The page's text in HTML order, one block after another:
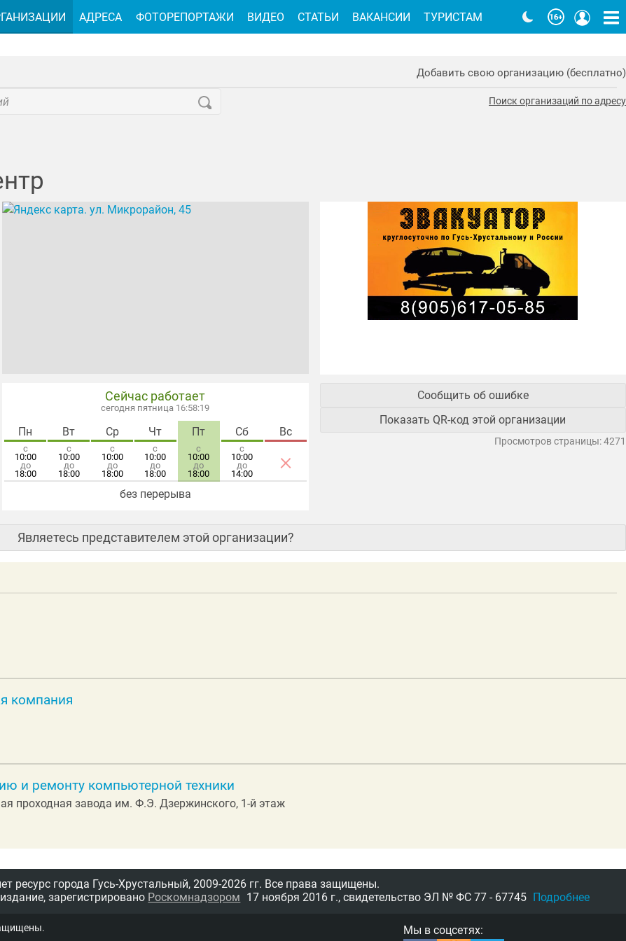
Добавить свою организацию (бесплатно)
Поиск организаций по адресу
Сейчас работает
сегодня пятница 16:58:20
Пн
с
10:00
до
18:00
Вт
с
10:00
до
18:00
Ср
с
10:00
до
18:00
Чт
с
10:00
до
18:00
Пт
с
10:00
до
18:00
Сб
с
10:00
до
14:00
Вс
×
без перерыва
Сообщить об ошибке
Показать QR-код этой организации
Просмотров страницы: 4271
Являетесь представителем этой организации?
компания
и ремонту компьютерной техники
проходная завода им. Ф.Э. Дзержинского, 1-й этаж
АДРЕСА ФОТОРЕПОРТАЖИ ВИДЕО СТАТЬИ ВАКАНСИИ ТУРИСТАМ
города Гусь-Хрустальный, 2009-2026 гг. Все права защищены.
зарегистрировано Роскомнадзором 17 ноября 2016 г., свидетельство ЭЛ № ФС 77 - 67745 Подробнее
Мы в соцсетях: